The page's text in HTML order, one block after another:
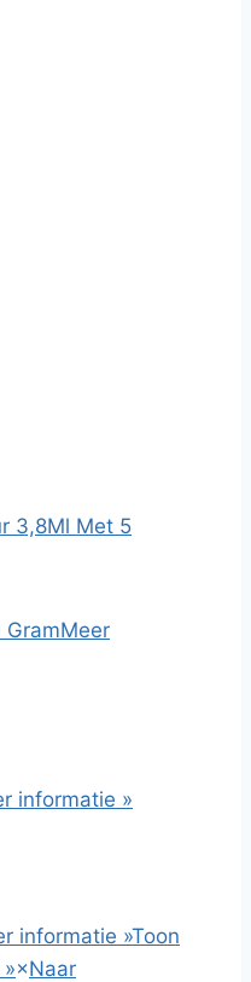
3,8Ml Met 5
GramMeer
informatie »
informatie »Toon
×Naar